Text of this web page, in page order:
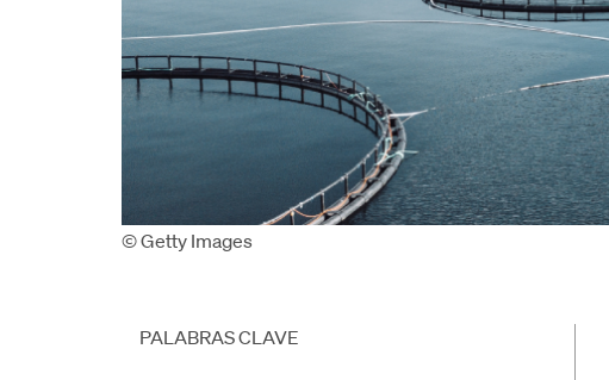
© Getty Images
PALABRAS CLAVE